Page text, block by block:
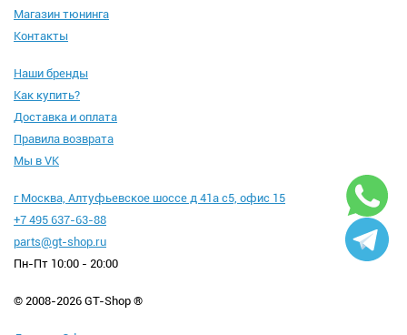
Магазин тюнинга
Контакты
Наши бренды
Как купить?
Доставка и оплата
Правила возврата
Мы в VK
г Москва, Алтуфьевское шоссе д 41а с5, офис 15
+7 495 637-63-88
parts@gt-shop.ru
Пн-Пт 10:00 - 20:00
© 2008-2026 GT-Shop ®